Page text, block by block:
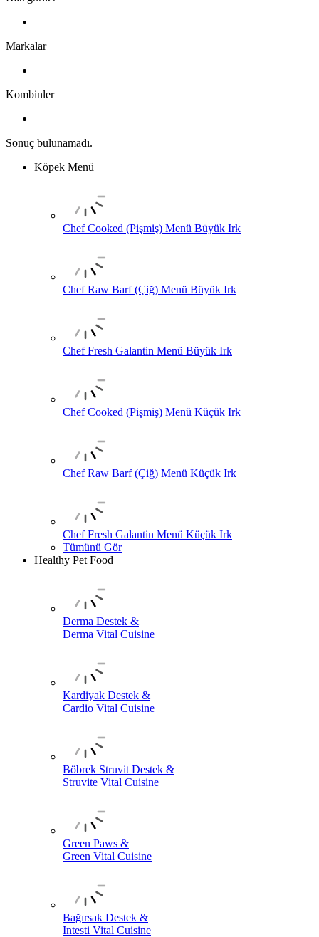
Markalar
Kombinler
Sonuç bulunamadı.
Köpek Menü
Chef Cooked (Pişmiş) Menü Büyük Irk
Chef Raw Barf (Çiğ) Menü Büyük Irk
Chef Fresh Galantin Menü Büyük Irk
Chef Cooked (Pişmiş) Menü Küçük Irk
Chef Raw Barf (Çiğ) Menü Küçük Irk
Chef Fresh Galantin Menü Küçük Irk
Tümünü Gör
Healthy Pet Food
Derma Destek &
Derma Vital Cuisine
Kardiyak Destek &
Cardio Vital Cuisine
Böbrek Struvit Destek &
Struvite Vital Cuisine
Green Paws &
Green Vital Cuisine
Bağırsak Destek &
Intesti Vital Cuisine